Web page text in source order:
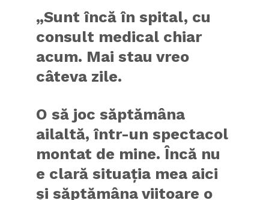
„Sunt încă în spital, cu
consult medical chiar
acum. Mai stau vreo
câteva zile.
O să joc săptămâna
ailaltă, într-un spectacol
montat de mine. Încă nu
e clară situația mea aici
și săptămâna viitoare o